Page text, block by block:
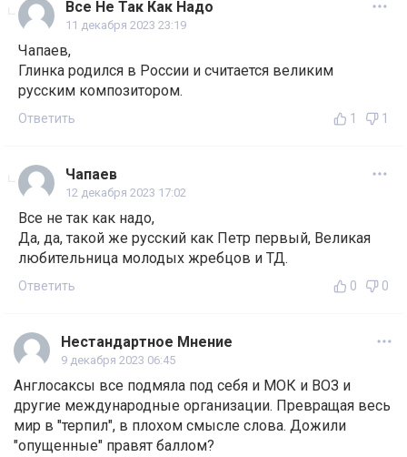
Все Не Так Как Надо
11 декабря 2023 23:19
Чапаев,
Глинка родился в России и считается великим
русским композитором.
Ответить 1 1
Чапаев
12 декабря 2023 17:02
Все не так как надо,
Да, да, такой же русский как Петр первый, Великая
любительница молодых жребцов и ТД.
Ответить 0 0
Нестандартное Мнение
9 декабря 2023 06:45
Англосаксы все подмяла под себя и МОК и ВОЗ и
другие международные организации. Превращая весь
мир в "терпил", в плохом смысле слова. Дожили
"опущенные" правят баллом?